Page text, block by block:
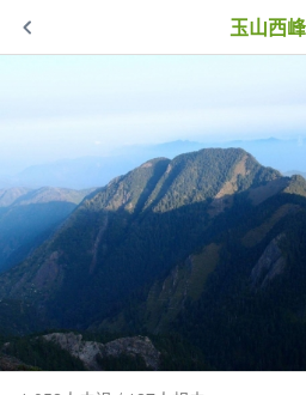
玉山西峰